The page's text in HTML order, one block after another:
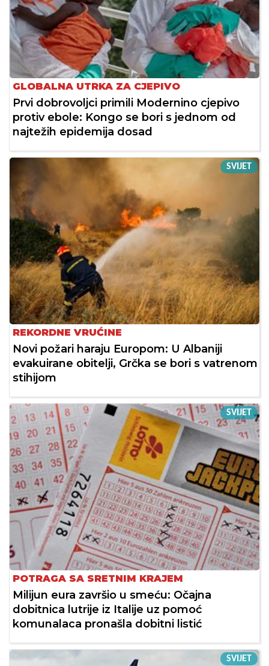
GLOBALNA UTRKA ZA CJEPIVO
Prvi dobrovoljci primili Modernino cjepivo
protiv ebole: Kongo se bori s jednom od
najtežih epidemija dosad
SVIJET
REKORDNE VRUĆINE
Novi požari haraju Europom: U Albaniji
evakuirane obitelji, Grčka se bori s vatrenom
stihijom
SVIJET
POTRAGA SA SRETNIM KRAJEM
Milijun eura završio u smeću: Očajna
dobitnica lutrije iz Italije uz pomoć
komunalaca pronašla dobitni listić
SVIJET